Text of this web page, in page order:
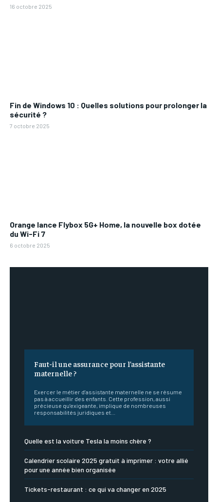
16 octobre 2025
Fin de Windows 10 : Quelles solutions pour prolonger la
sécurité ?
7 octobre 2025
Orange lance Flybox 5G+ Home, la nouvelle box dotée
du Wi-Fi 7
6 octobre 2025
Faut-il une assurance pour l’assistante
maternelle ?
Exercer le métier d’assistante maternelle ne se résume
pas à accueillir des enfants. Cette profession, aussi
précieuse qu’exigeante, implique de nombreuses
responsabilités juridiques et...
Quelle est la voiture Tesla la moins chère ?
Calendrier scolaire 2025 gratuit à imprimer : votre allié
pour une année bien organisée
Tickets-restaurant : ce qui va changer en 2025